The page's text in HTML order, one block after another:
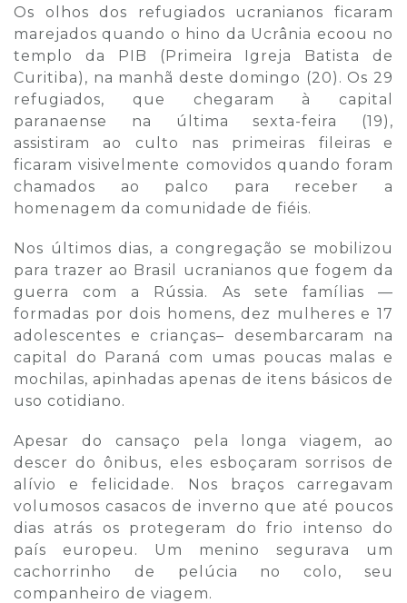
Os olhos dos refugiados ucranianos ficaram
marejados quando o hino da Ucrânia ecoou no
templo da PIB (Primeira Igreja Batista de
Curitiba), na manhã deste domingo (20). Os 29
refugiados, que chegaram à capital
paranaense na última sexta-feira (19),
assistiram ao culto nas primeiras fileiras e
ficaram visivelmente comovidos quando foram
chamados ao palco para receber a
homenagem da comunidade de fiéis.
Nos últimos dias, a congregação se mobilizou
para trazer ao Brasil ucranianos que fogem da
guerra com a Rússia. As sete famílias —
formadas por dois homens, dez mulheres e 17
adolescentes e crianças– desembarcaram na
capital do Paraná com umas poucas malas e
mochilas, apinhadas apenas de itens básicos de
uso cotidiano.
Apesar do cansaço pela longa viagem, ao
descer do ônibus, eles esboçaram sorrisos de
alívio e felicidade. Nos braços carregavam
volumosos casacos de inverno que até poucos
dias atrás os protegeram do frio intenso do
país europeu. Um menino segurava um
cachorrinho de pelúcia no colo, seu
companheiro de viagem.